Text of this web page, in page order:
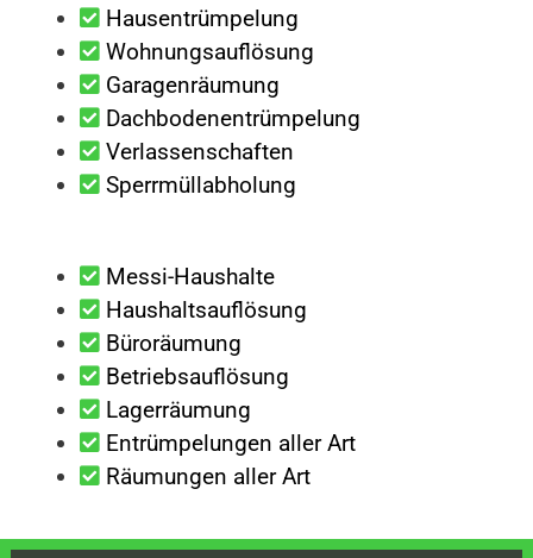
Hausentrümpelung
Wohnungsauflösung
Garagenräumung
Dachbodenentrümpelung
Verlassenschaften
Sperrmüllabholung
Messi-Haushalte
Haushaltsauflösung
Büroräumung
Betriebsauflösung
Lagerräumung
Entrümpelungen aller Art
Räumungen aller Art